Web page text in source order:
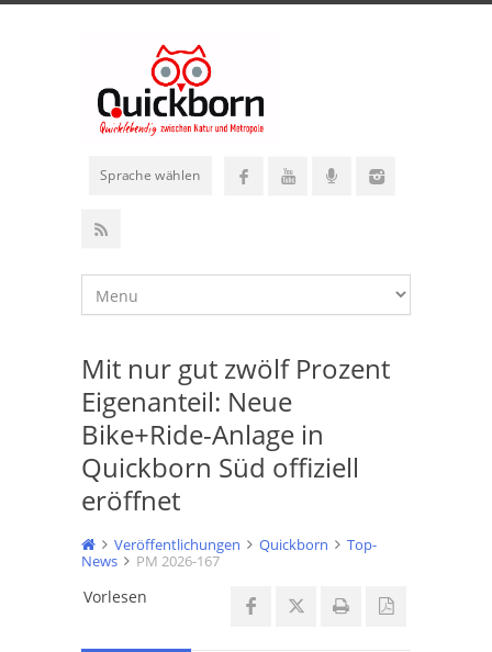
Sprache wählen
Mit nur gut zwölf Prozent
Eigenanteil: Neue
Bike+Ride-Anlage in
Quickborn Süd offiziell
eröffnet
Veröffentlichungen Quickborn
Top-
News
PM 2026-167
Vorlesen